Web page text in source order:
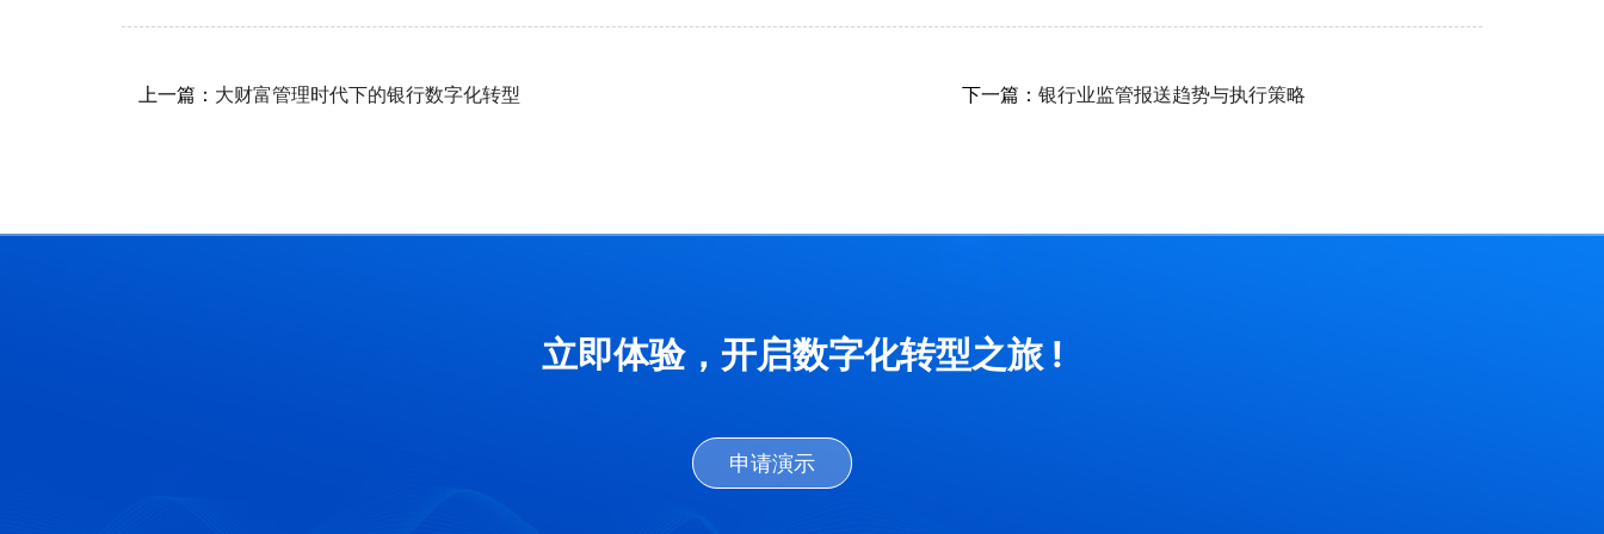
上一篇： 大财富管理时代下的银行数字化转型 下一篇： 银行业监管报送趋势与执行策略
立即体验，开启数字化转型之旅 !
申请演示